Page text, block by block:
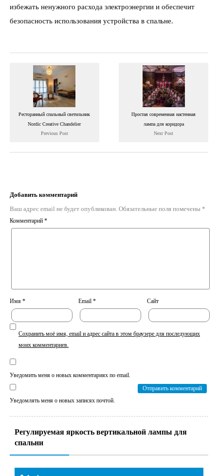
избежать ненужного расхода электроэнергии и обеспечит
безопасность использования устройства в спальне.
Ресторанный спальный светильник
Nordic Creative Chandelier
Previous Post
Простая современная настенная
лампа для коридора
Next Post
Добавить комментарий
Ваш адрес email не будет опубликован. Обязательные поля помечены *
Комментарий *
Имя * Email * Сайт
Сохранить моё имя, email и адрес сайта в этом браузере для последующих
моих комментариев.
Уведомить меня о новых комментариях по email.
Уведомлять меня о новых записях почтой.
Регулируемая яркость вертикальной лампы для
спальни